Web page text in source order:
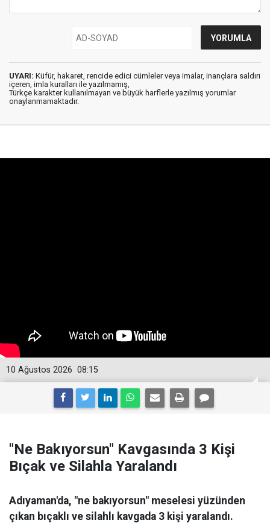
UYARI: Küfür, hakaret, rencide edici cümleler veya imalar, inançlara saldırı
içeren, imla kuralları ile yazılmamış,
Türkçe karakter kullanılmayan ve büyük harflerle yazılmış yorumlar
onaylanmamaktadır.
08:15
10 Ağustos 2026
"Ne Bakıyorsun" Kavgasında 3 Kişi
Bıçak ve Silahla Yaralandı
Adıyaman'da, "ne bakıyorsun" meselesi yüzünden
çıkan bıçaklı ve silahlı kavgada 3 kişi yaralandı.